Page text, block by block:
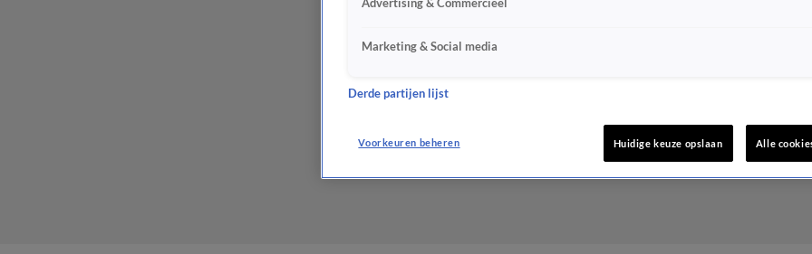
Advertising & Commercieel
Marketing & Social media
Derde partijen lijst
Voorkeuren beheren Huidige keuze opslaan Alle